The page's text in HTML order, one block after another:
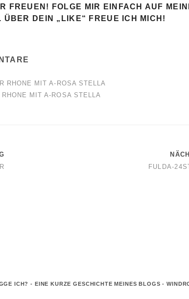
FREUEN! FOLGE MIR EINFACH AUF
ÜBER DEIN „LIKE“ FREUE ICH MICH!
RHONE MIT A-ROSA STELLA
MIT A-ROSA STELLA
FULDA-
ICH? - EINE KURZE GESCHICHTE MEINES BLOGS -